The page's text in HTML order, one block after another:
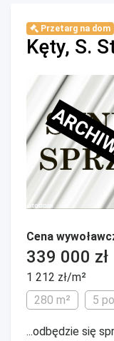
Przetarg na dom
Kęty, S.
Cena
339 000 zł
1 212 zł/m²
280 m²
5
...odbędzie się